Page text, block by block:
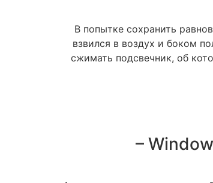
В попытке сохранить
взвился в воздух и боком
сжимать подсвечник, об
–